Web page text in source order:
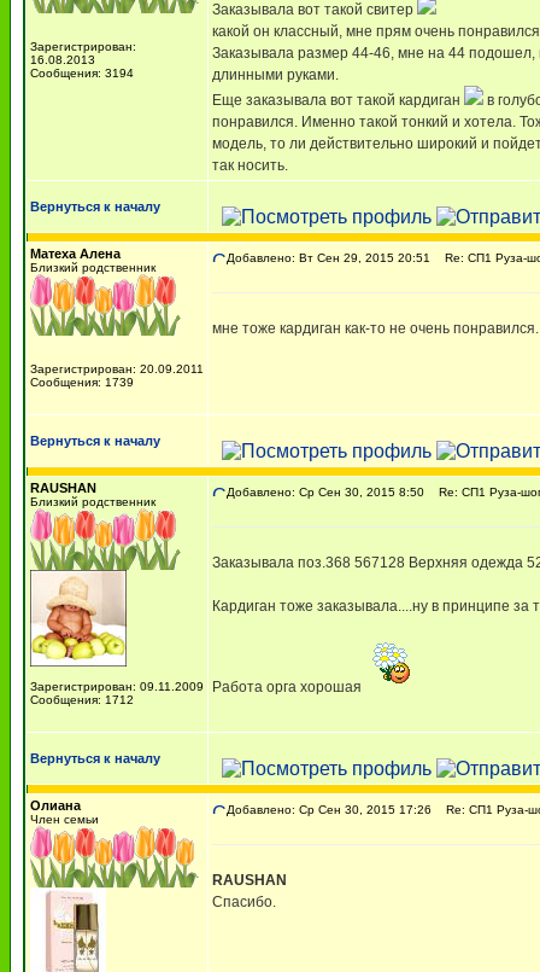
Зарегистрирован:
16.08.2013
Сообщения: 3194
Заказывала вот такой свитер
какой он классный, мне прям очень
Заказывала размер 44-46, мне на 44 подошел,
длинными руками.
Еще заказывала вот такой кардиган
в
понравился. Именно такой тонкий и хотела.
модель, то ли действительно широкий и
так носить.
Вернуться к началу
Матеха Алена
Близкий родственник
Зарегистрирован: 20.09.2011
Сообщения: 1739
Добавлено: Вт Сен 29, 2015 20:51 Re: СП1 Руза-
мне тоже кардиган как-то не очень
Вернуться к началу
RAUSHAN
Близкий родственник
Зарегистрирован: 09.11.2009
Сообщения: 1712
Добавлено: Ср Сен 30, 2015 8:50 Re: СП1 Руза-
Заказывала поз.368 567128 Верхняя одежда
Кардиган тоже заказывала....ну в принципе за
Работа орга хорошая
Вернуться к началу
Олиана
Член семьи
Добавлено: Ср Сен 30, 2015 17:26 Re: СП1 Руза-
RAUSHAN
Спасибо.